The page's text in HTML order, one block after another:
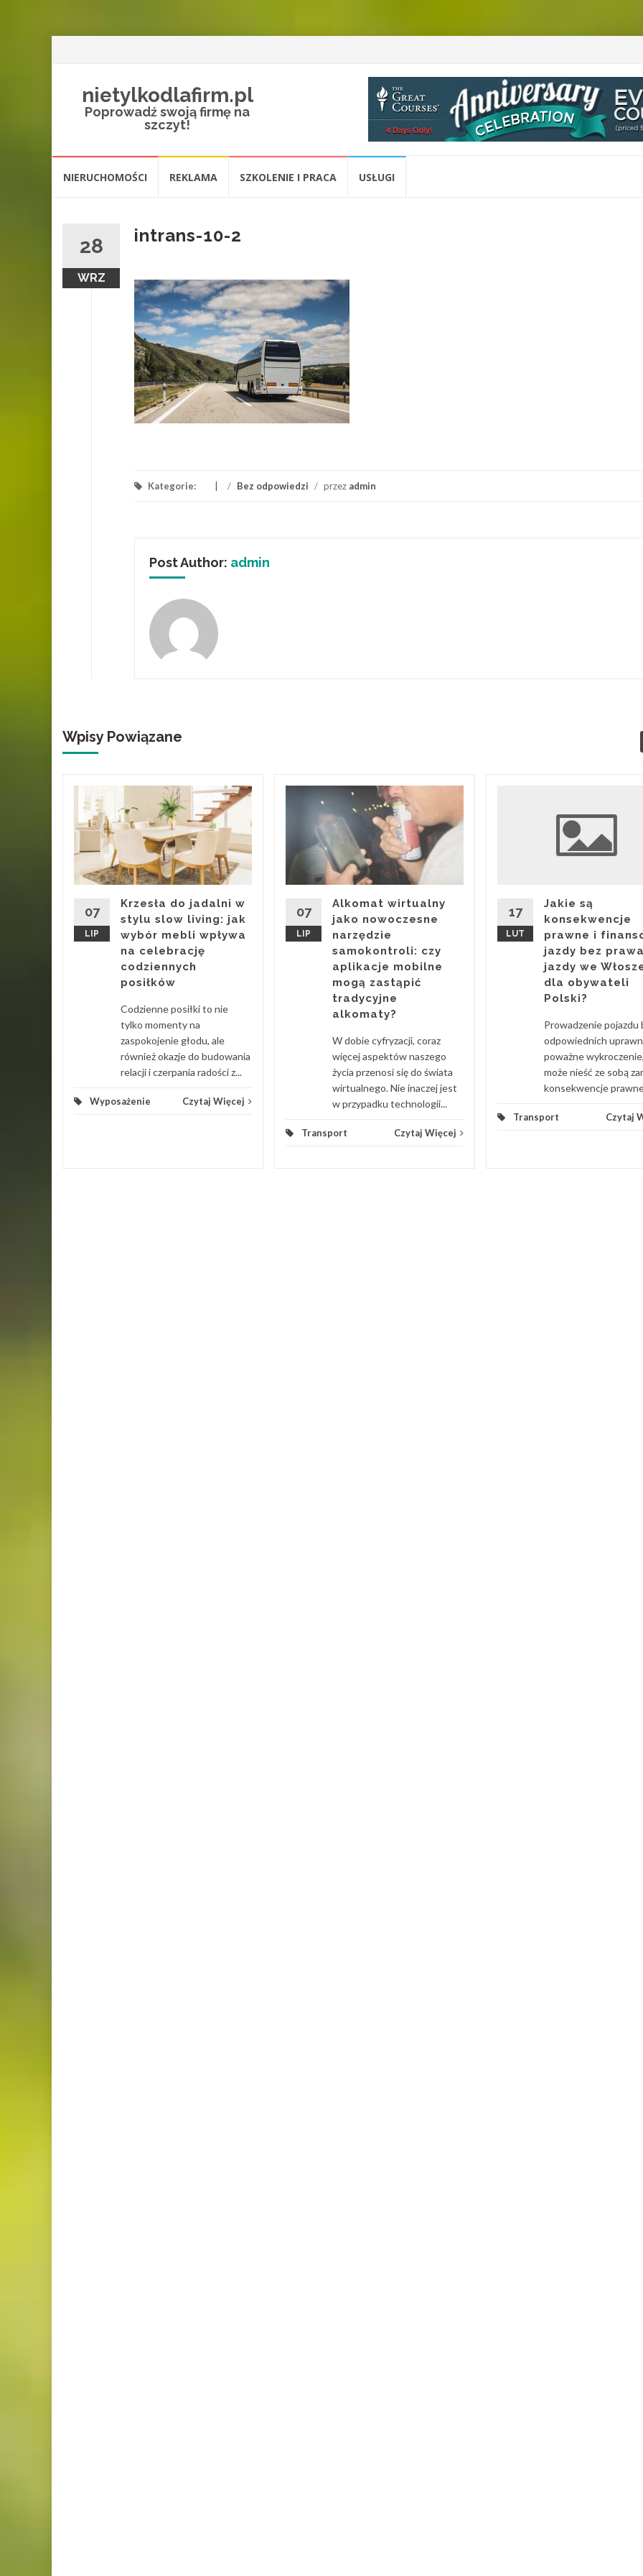
nietylkodlafirm.pl
Poprowadź swoją firmę na
szczyt!
NIERUCHOMOŚCI REKLAMA SZKOLENIE I PRACA USŁUGI
28
WRZ
intrans-10-2
Kategorie: / Bez odpowiedzi / przez admin
Post Author: admin
Wpisy Powiązane
07
LIP
Krzesła do jadalni w
stylu slow living: jak
wybór mebli wpływa
na celebrację
codziennych
posiłków
Codzienne posiłki to nie
tylko momenty na
zaspokojenie głodu, ale
również okazje do budowania
relacji i czerpania radości z...
Wyposażenie Czytaj Więcej
07
LIP
Alkomat wirtualny
jako nowoczesne
narzędzie
samokontroli: czy
aplikacje mobilne
mogą zastąpić
tradycyjne
alkomaty?
W dobie cyfryzacji, coraz
więcej aspektów naszego
życia przenosi się do świata
wirtualnego. Nie inaczej jest
w przypadku technologii...
Transport Czytaj Więcej
17
LUT
Jakie są
konsekwencje
prawne i
jazdy bez prawa
jazdy we
dla obywateli
Polski?
Prowadzenie pojazdu
odpowiednich
poważne
może nieść ze sobą
konsekwencje
Transport Czytaj